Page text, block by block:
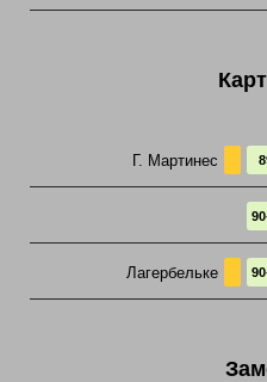
Г. Мартинес
Лагербельке